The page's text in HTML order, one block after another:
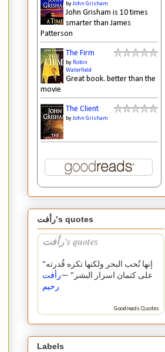
byJohn Grisham
John Grisham is 10 times
smarter than James
Patterson
The Firm
by Robin
Waterfield
Great book. better than the
movie
The Client
byJohn Grisham
رأفت’s quotes
رأفت’s quotes
“إنها تُحب البحر ولكنها تكره قُدرته
على كتمان اسرار البشر” —رأفت
رحيم
Goodreads Quotes
Labels